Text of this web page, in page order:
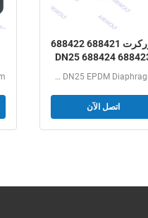
بوركرت 688421 688422
688423 688424 DN25
EPDM الحاجز 2030A
الصمام الكهربائي
Burkert 688421 688422 688423 688424 DN25 EPDM Diaphragm...
اتصل الآن